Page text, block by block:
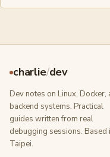
charlie/dev
Dev notes on Linux, Docker,
backend systems. Practical
guides written from real
debugging sessions. Based
Taipei.